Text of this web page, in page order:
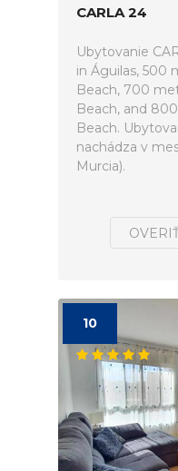
CARLA 24
Ubytovanie
in Águilas, 500
Beach, 700
Beach, and
Beach.
nachádza v
Murcia).
10